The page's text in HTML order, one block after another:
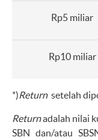
Rp5 miliar
Rp10 miliar
*)Returnsetelah
Returnadalah nilai
SBN dan/atau